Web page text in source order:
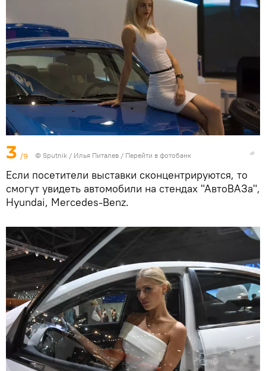
3 /9 © Sputnik / Илья Питалев / Перейти в фотобанк
Если посетители выставки сконцентрируются, то
смогут увидеть автомобили на стендах "АвтоВАЗа",
Hyundai, Mercedes-Benz.